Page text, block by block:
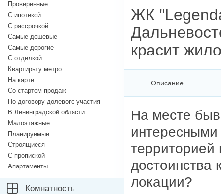
ЖК
красит
Описание
На месте
достоинства
локации?
Проверенные
С ипотекой
С рассрочкой
Самые дешевые
Самые дорогие
С отделкой
Квартиры у метро
На карте
Со стартом продаж
По договору долевого участия
В Ленинградской области
Малоэтажные
Планируемые
Строящиеся
С пропиской
Апартаменты
Комнатность